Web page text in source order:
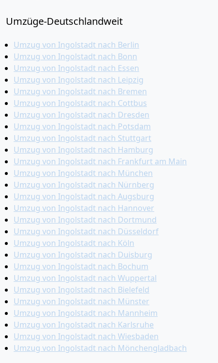
Umzüge-Deutschlandweit
Umzug von Ingolstadt nach Berlin
Umzug von Ingolstadt nach Bonn
Umzug von Ingolstadt nach Essen
Umzug von Ingolstadt nach Leipzig
Umzug von Ingolstadt nach Bremen
Umzug von Ingolstadt nach Cottbus
Umzug von Ingolstadt nach Dresden
Umzug von Ingolstadt nach Potsdam
Umzug von Ingolstadt nach Stuttgart
Umzug von Ingolstadt nach Hamburg
Umzug von Ingolstadt nach Frankfurt am Main
Umzug von Ingolstadt nach München
Umzug von Ingolstadt nach Nürnberg
Umzug von Ingolstadt nach Augsburg
Umzug von Ingolstadt nach Hannover
Umzug von Ingolstadt nach Dortmund
Umzug von Ingolstadt nach Düsseldorf
Umzug von Ingolstadt nach Köln
Umzug von Ingolstadt nach Duisburg
Umzug von Ingolstadt nach Bochum
Umzug von Ingolstadt nach Wuppertal
Umzug von Ingolstadt nach Bielefeld
Umzug von Ingolstadt nach Münster
Umzug von Ingolstadt nach Mannheim
Umzug von Ingolstadt nach Karlsruhe
Umzug von Ingolstadt nach Wiesbaden
Umzug von Ingolstadt nach Mönchen­gladbach